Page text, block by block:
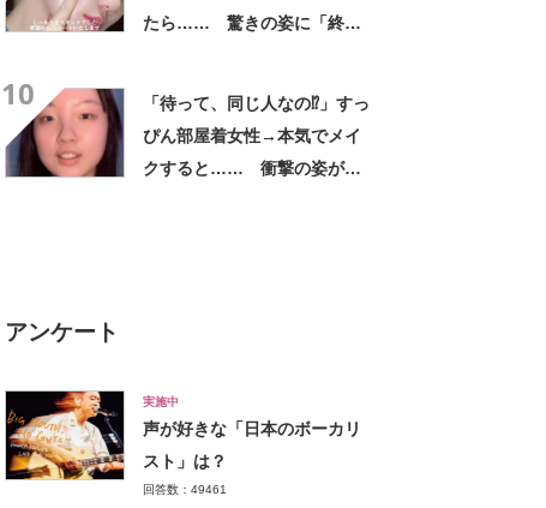
たら…… 驚きの姿に「終始
10
「待って、同じ人なの⁉」すっ
ぴん部屋着女性→本気でメイ
クすると…… 衝撃の姿が
アンケート
実施中
声が好きな「日本のボーカリ
スト」は？
回答数：49461